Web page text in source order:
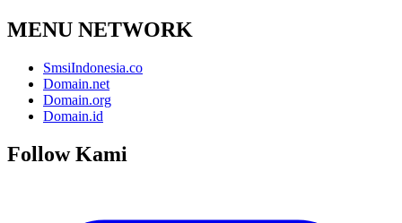
MENU NETWORK
SmsiIndonesia.co
Domain.net
Domain.org
Domain.id
Follow Kami